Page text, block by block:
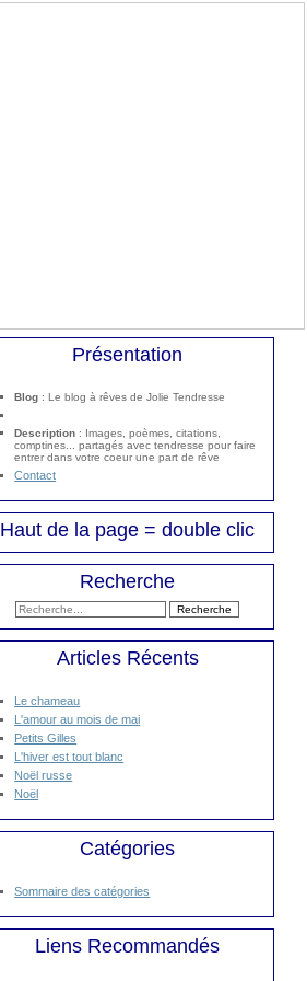
Présentation
Blog : Le blog à rêves de Jolie Tendresse
Description : Images, poèmes, citations,
comptines... partagés avec tendresse pour faire
entrer dans votre coeur une part de rêve
Contact
Haut de la page = double clic
Recherche
Articles Récents
Le chameau
L'amour au mois de mai
Petits Gilles
L'hiver est tout blanc
Noël russe
Noël
Catégories
Sommaire des catégories
Liens Recommandés